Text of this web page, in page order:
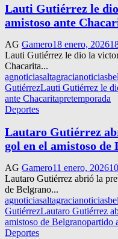
Lauti Gutiérrez le
amistoso ante
AG Gamero18 enero, 2026
Lauti Gutiérrez le dio la
Chacarita...
agnoticiasaltagracianoticias
GutiérrezLauti Gutiérrez le
ante Chacaritapretemporada
Deportes
Lautaro Gutiérrez
gol en el amistoso de
AG Gamero11 enero, 2026
Lautaro Gutiérrez abrió la
de Belgrano...
agnoticiasaltagracianoticias
GutiérrezLautaro Gutiérrez
amistoso de Belgranopartido
Deportes